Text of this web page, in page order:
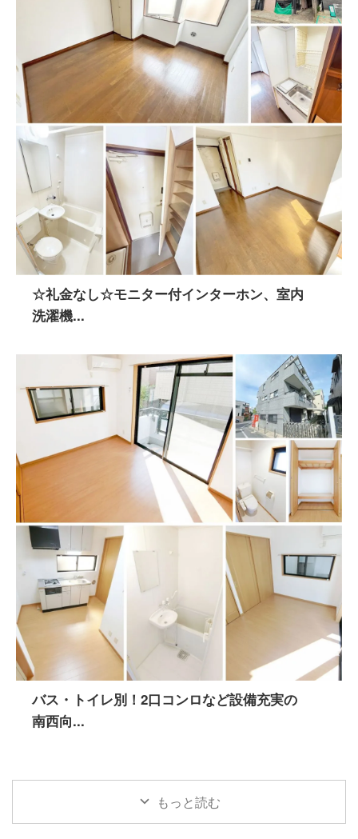
☆礼金なし☆モニター付インターホン、室内
洗濯機...
バス・トイレ別！2口コンロなど設備充実の
南西向...
もっと読む